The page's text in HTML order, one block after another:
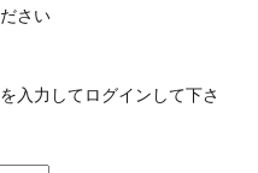
さい
入力してログインして下さ